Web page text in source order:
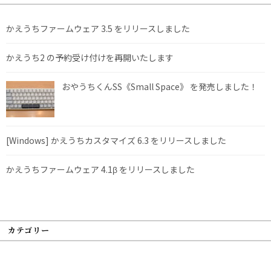
かえうちファームウェア 3.5 をリリースしました
かえうち2 の予約受け付けを再開いたします
おやうちくんSS《Small Space》 を発売しました！
[Windows] かえうちカスタマイズ 6.3 をリリースしました
かえうちファームウェア 4.1β をリリースしました
カテゴリー